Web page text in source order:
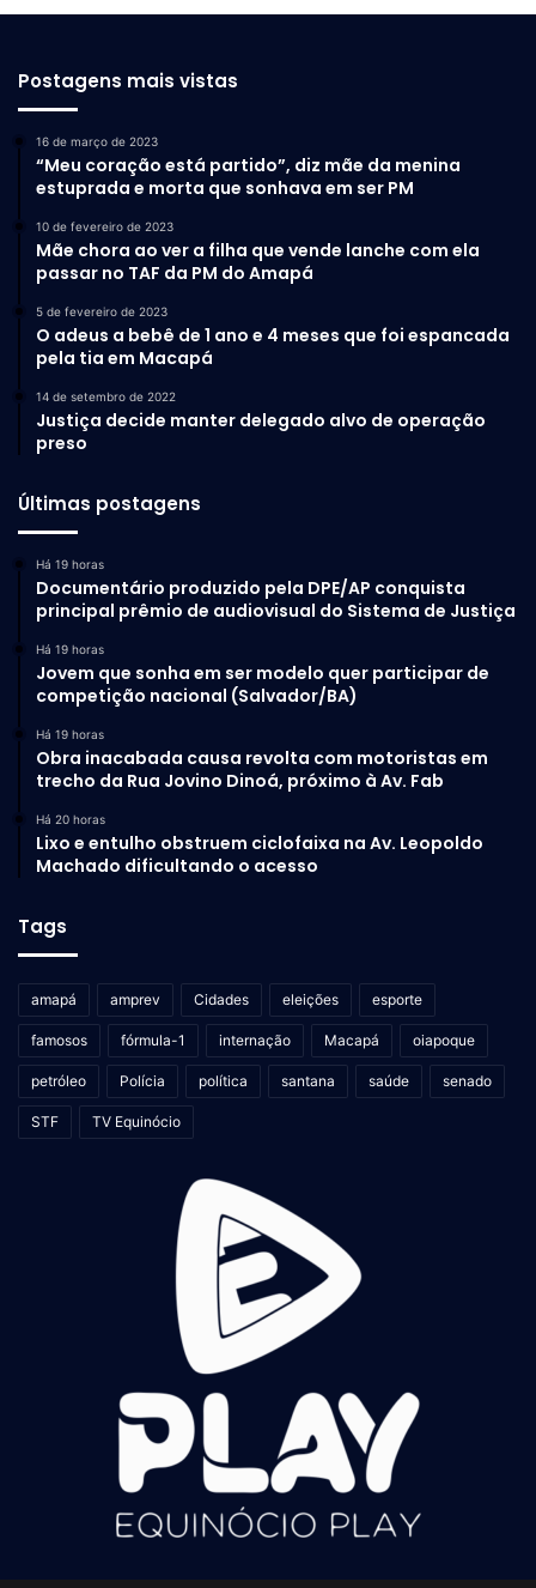
Postagens mais vistas
16 de março de 2023
“Meu coração está partido”, diz mãe da menina
estuprada e morta que sonhava em ser PM
10 de fevereiro de 2023
Mãe chora ao ver a filha que vende lanche com ela
passar no TAF da PM do Amapá
5 de fevereiro de 2023
O adeus a bebê de 1 ano e 4 meses que foi espancada
pela tia em Macapá
14 de setembro de 2022
Justiça decide manter delegado alvo de operação
preso
Últimas postagens
Há 19 horas
Documentário produzido pela DPE/AP conquista
principal prêmio de audiovisual do Sistema de Justiça
Há 19 horas
Jovem que sonha em ser modelo quer participar de
competição nacional (Salvador/BA)
Há 19 horas
Obra inacabada causa revolta com motoristas em
trecho da Rua Jovino Dinoá, próximo à Av. Fab
Há 20 horas
Lixo e entulho obstruem ciclofaixa na Av. Leopoldo
Machado dificultando o acesso
Tags
amapá amprev Cidades eleições esporte
famosos fórmula-1 internação Macapá oiapoque
petróleo Polícia política santana saúde senado
STF TV Equinócio